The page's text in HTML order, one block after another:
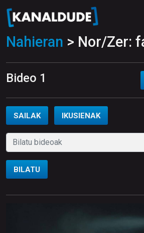
Nahieran > Nor/Zer:
Bideo 1
SAILAK IKUSIENAK
BILATU